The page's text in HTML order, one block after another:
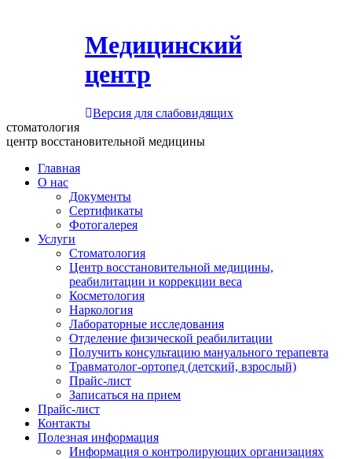
Медицинский
центр
Версия для слабовидящих
стоматология
центр восстановительной медицины
Главная
О нас
Документы
Сертификаты
Фотогалерея
Услуги
Стоматология
Центр восстановительной медицины,
реабилитации и коррекции веса
Косметология
Наркология
Лабораторные исследования
Отделение физической реабилитации
Получить консультацию мануального терапевта
Травматолог-ортопед (детский, взрослый)
Прайс-лист
Записаться на прием
Прайс-лист
Контакты
Полезная информация
Информация о контролирующих организациях